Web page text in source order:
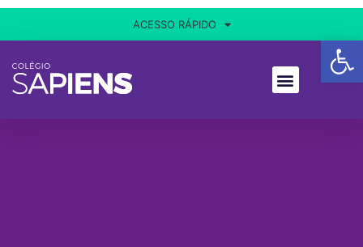
ACESSO RÁPIDO